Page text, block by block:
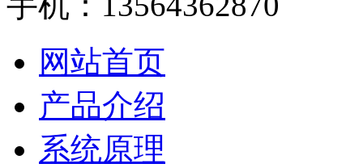
网站首页
产品介绍
系统原理